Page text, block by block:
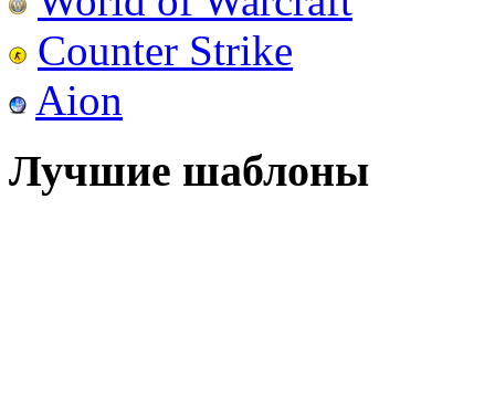
Counter Strike
Aion
Лучшие шаблоны